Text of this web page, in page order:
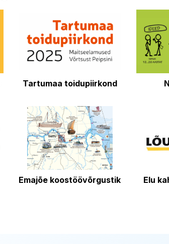
Tartumaa toidupiirkond
Emajõe koostöövõrgustik Elu